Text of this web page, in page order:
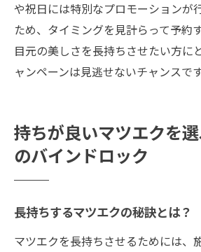
や祝日には特別なプロモーションが
ため、タイミングを見計らって予約
目元の美しさを長持ちさせたい方に
ャンペーンは見逃せないチャンスです
持ちが良いマツエクを
のバインドロック
長持ちするマツエクの秘訣とは？
マツエクを長持ちさせるためには、